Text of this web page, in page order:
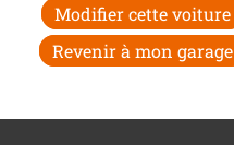
Modifier cette voiture
Revenir à mon garage